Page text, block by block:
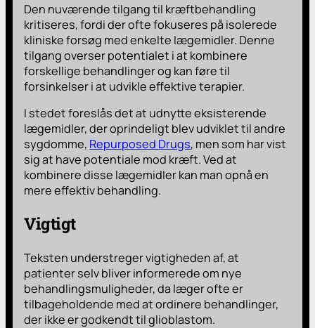
Den nuværende tilgang til kræftbehandling
kritiseres, fordi der ofte fokuseres på isolerede
kliniske forsøg med enkelte lægemidler. Denne
tilgang overser potentialet i at kombinere
forskellige behandlinger og kan føre til
forsinkelser i at udvikle effektive terapier.
I stedet foreslås det at udnytte eksisterende
lægemidler, der oprindeligt blev udviklet til andre
sygdomme, Repurposed Drugs, men som har vist
sig at have potentiale mod kræft. Ved at
kombinere disse lægemidler kan man opnå en
mere effektiv behandling.
Vigtigt
Teksten understreger vigtigheden af, at
patienter selv bliver informerede om nye
behandlingsmuligheder, da læger ofte er
tilbageholdende med at ordinere behandlinger,
der ikke er godkendt til glioblastom.